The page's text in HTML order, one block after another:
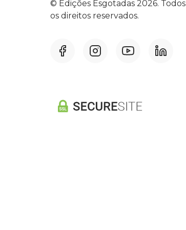
© Edições Esgotadas 2026. Todos
os direitos reservados.